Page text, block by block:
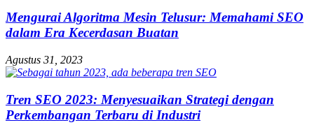
Mengurai Algoritma Mesin Telusur: Memahami SEO
dalam Era Kecerdasan Buatan
Agustus 31, 2023
Tren SEO 2023: Menyesuaikan Strategi dengan
Perkembangan Terbaru di Industri